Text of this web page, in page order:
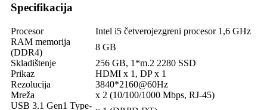
Specifikacija
Procesor
Intel i5 četverojezgreni procesor 1,6 GHz
RAM memorija
(DDR4)
8 GB
Skladištenje
256 GB, 1*m.2 2280 SSD
Prikaz
HDMI x 1, DP x 1
Rezolucija
3840*2160@60Hz
Mreža
x 2 (10/100/1000 Mbps, RJ-45)
USB 3.1 Gen1 Type-